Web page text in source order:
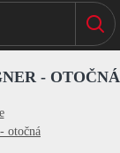
otočná
- OTOČNÁ